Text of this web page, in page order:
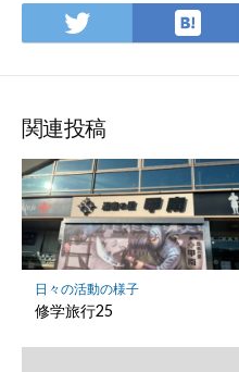
Twitter
で
ア
は
て
ク
マ
ー
ク
に
関連投稿
日々の活動の様子
修学旅行25